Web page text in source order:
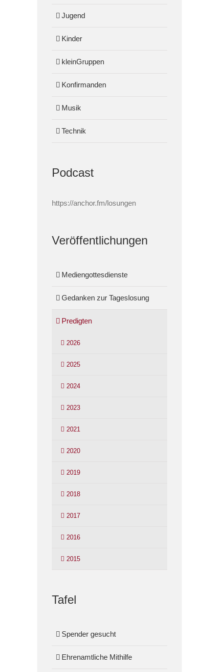
Jugend
Kinder
kleinGruppen
Konfirmanden
Musik
Technik
Podcast
https://anchor.fm/losungen
Veröffentlichungen
Mediengottesdienste
Gedanken zur Tageslosung
Predigten
2026
2025
2024
2023
2021
2020
2019
2018
2017
2016
2015
Tafel
Spender gesucht
Ehrenamtliche Mithilfe